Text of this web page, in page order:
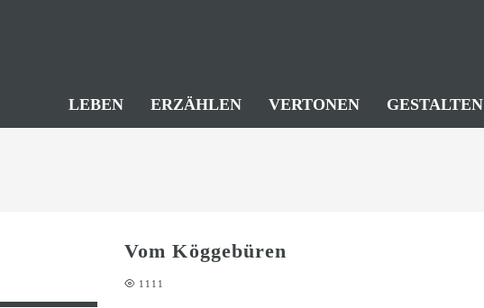
LEBEN ERZÄHLEN VERTONEN GESTALTEN
Vom Köggebüren
1111